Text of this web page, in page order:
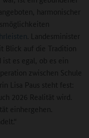
harmonischer
. Landesminister
Blick auf die Tradition
ist es egal, ob es ein
zwischen Schule
Lisa Paus steht fest:
2026 Realität wird.
einhergehen.